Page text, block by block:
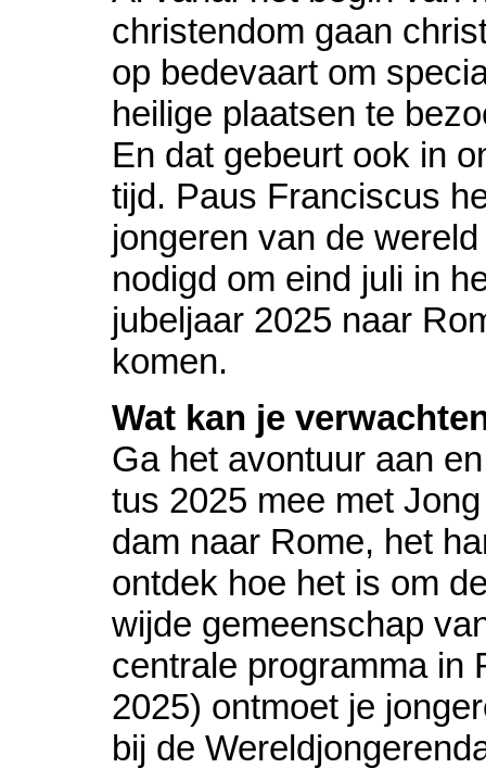
chris­ten­dom gaan
op bede­vaart om
heilige plaatsen te
En dat gebeurt ook in
tijd. Paus Fran­cis­cus
jon­ge­ren van de
no­digd om eind juli in
jubel­jaar 2025 naar
komen.
Wat kan je
Ga het avontuur aan
tus 2025 mee met
dam naar Rome, het
ontdek hoe het is om
wijde ge­meen­schap
centrale pro­gram­ma in
2025) ontmoet je
bij de